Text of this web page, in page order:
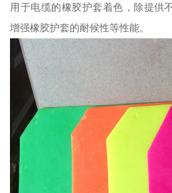
用于电缆的橡胶护套着色，除提供
增强橡胶护套的耐候性等性能。